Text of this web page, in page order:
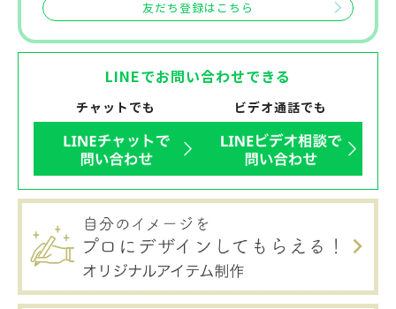
友だち登録はこちら
LINEでお問い合わせできる
チャットでも ビデオ通話でも